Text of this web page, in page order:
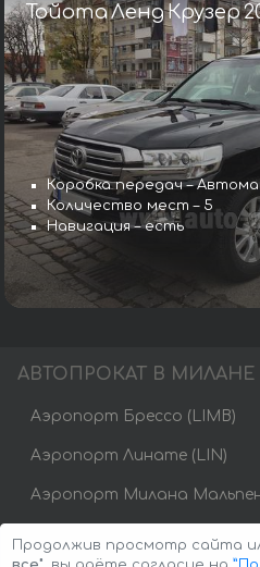
Тойота Ленд Крузер
Коробка передач –
Количество мест – 5
Навигация – есть
АВТОПРОКАТ В
Аэропорт Брессо (LIMB)
Аэропорт Линате (LIN)
Аэропорт Милана
Продолжив просмотр сайта